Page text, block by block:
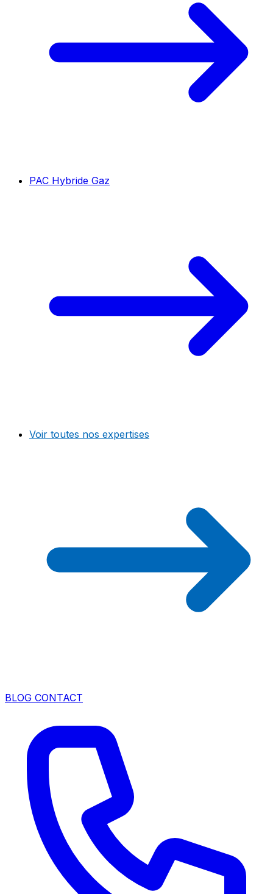
PAC Hybride Gaz
Voir toutes nos expertises
BLOG CONTACT